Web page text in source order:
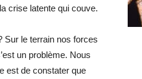
crise latente qui couve.
Sur le terrain nos forces
un problème. Nous
est de constater que